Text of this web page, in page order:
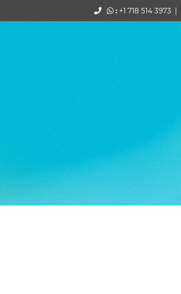
: +1 718 514 3973